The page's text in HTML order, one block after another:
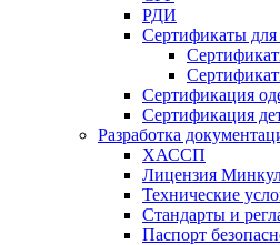
РДИ
Сертификаты для
Сертификация
Сертификация
Разработка
ХАССП
Лицензия
Технические
Стандарты и
Паспорт